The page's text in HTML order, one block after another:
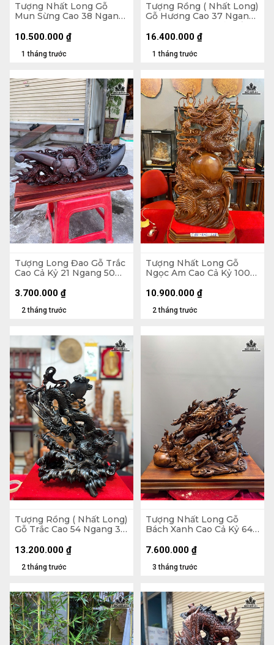
Tượng Nhất Long Gỗ
Mun Sừng Cao 38 Ngang
1 tháng trước
10.500.000 ₫
Tượng Rồng ( Nhất Long)
Gỗ Hương Cao 37 Ngang
87 Sâu 16 (cm) - Cả Đế 10
( 80x27x11) - Đế Gỗ
1 tháng trước
16.400.000 ₫
Tượng Long Đao Gỗ Trắc
Cao Cả Kỷ 21 Ngang 50
2 tháng trước
3.700.000 ₫
Tượng Nhất Long Gỗ
Ngọc Am Cao Cả Kỷ 100
2 tháng trước
10.900.000 ₫
Tượng Rồng ( Nhất Long)
Gỗ Trắc Cao 54 Ngang 37
2 tháng trước
13.200.000 ₫
Tượng Nhất Long Gỗ
Bách Xanh Cao Cả Kỷ 64
Kỷ Cao 10
3 tháng trước
7.600.000 ₫